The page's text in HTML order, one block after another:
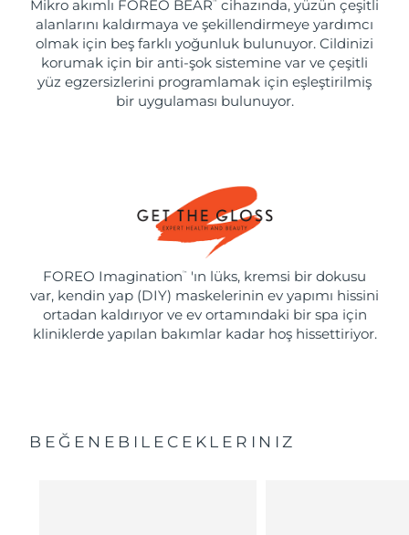
Mikro akımlı FOREO BEAR ™
cihazında, yüzün çeşitli
alanlarını kaldırmaya ve şekillendirmeye yardımcı
olmak için beş farklı yoğunluk bulunuyor. Cildinizi
korumak için bir anti-şok sistemine var ve çeşitli
yüz egzersizlerini programlamak için eşleştirilmiş
bir uygulaması bulunuyor.
FOREO Imagination ™
'ın lüks, kremsi bir dokusu
var, kendin yap (DIY) maskelerinin ev yapımı hissini
ortadan kaldırıyor ve ev ortamındaki bir spa için
kliniklerde yapılan bakımlar kadar hoş hissettiriyor.
BEĞENEBILECEKLERINIZ